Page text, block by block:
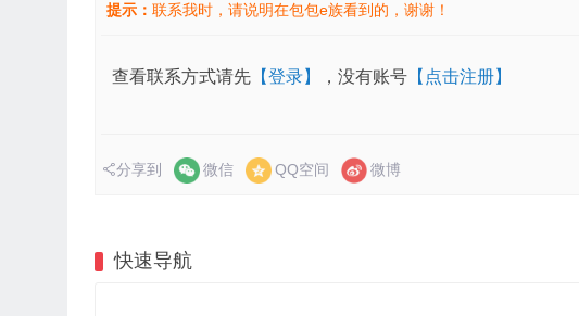
提示： 联系我时，请说明在包包e族看到的，谢谢！
查看联系方式请先 【登录】 ，没有账号 【点击注册】
分享到 微信 QQ空间 微博
快速导航